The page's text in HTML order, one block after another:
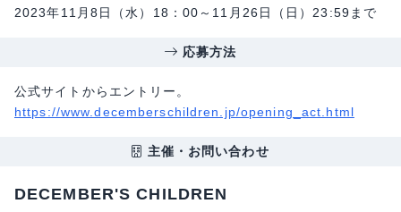
2023年11月8日（水）18：00～11月26日（日）23:59まで
応募方法
公式サイトからエントリー。
https://www.decemberschildren.jp/opening_act.html
主催・お問い合わせ
DECEMBER'S CHILDREN